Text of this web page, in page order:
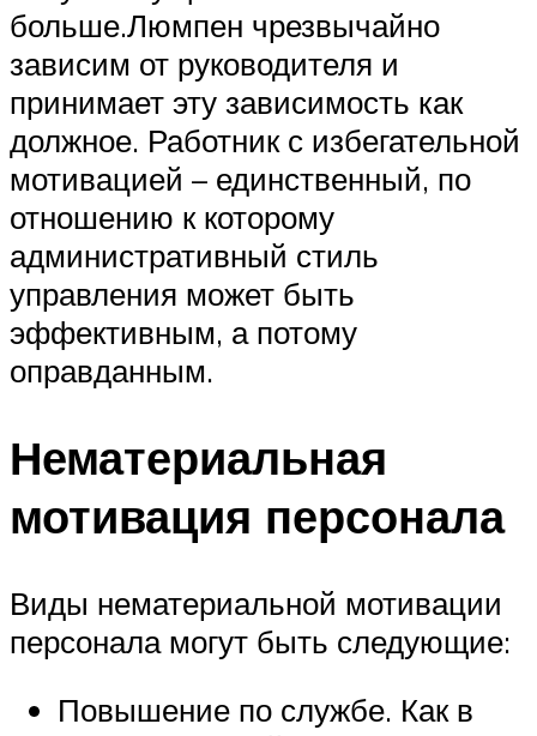
больше.Люмпен чрезвычайно
зависим от руководителя и
принимает эту зависимость как
должное. Работник с избегательной
мотивацией – единственный, по
отношению к которому
административный стиль
управления может быть
эффективным, а потому
оправданным.
Нематериальная
мотивация персонала
Виды нематериальной мотивации
персонала могут быть следующие:
Повышение по службе. Как в